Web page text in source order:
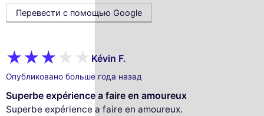
Перевести с помощью Google
Kévin F.
Опубликовано больше года назад
Superbe expérience a faire en amoureux
Superbe expérience a faire en amoureux.